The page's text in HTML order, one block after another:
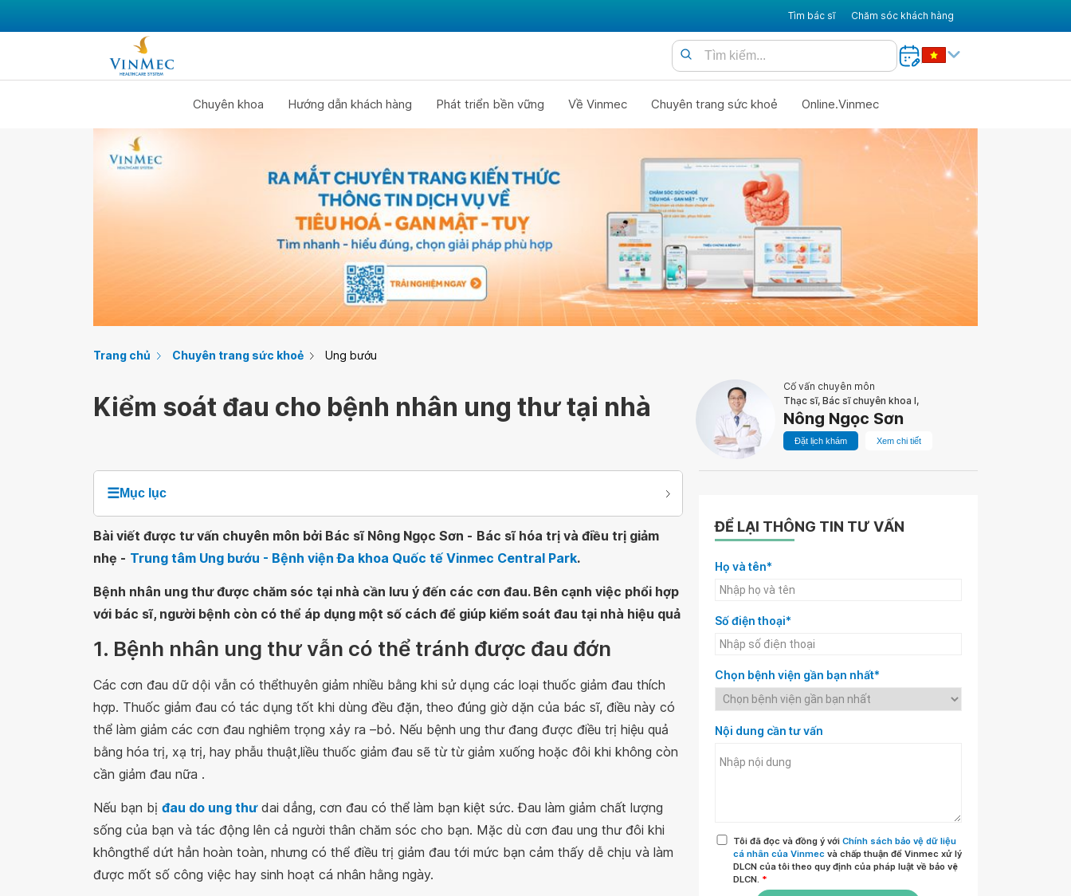
Tìm bác sĩ Chăm sóc khách hàng
Chuyên khoa Hướng dẫn khách hàng Phát triển bền vững Về Vinmec Chuyên trang sức khoẻ Online.Vinmec
Trang chủ Chuyên trang sức khoẻ Ung bướu
Kiểm soát đau cho bệnh nhân ung thư tại nhà
Cố vấn chuyên môn
Thạc sĩ, Bác sĩ chuyên khoa I,
Nông Ngọc Sơn
Đặt lịch khám Xem chi tiết
☰Mục lục
Bài viết được tư vấn chuyên môn bởi Bác sĩ Nông Ngọc Sơn - Bác sĩ hóa trị và điều trị giảm
nhẹ - Trung tâm Ung bướu - Bệnh viện Đa khoa Quốc tế Vinmec Central Park.
Bệnh nhân ung thư được chăm sóc tại nhà cần lưu ý đến các cơn đau. Bên cạnh việc phổi hợp
với bác sĩ, người bệnh còn có thể áp dụng một số cách để giúp kiểm soát đau tại nhà hiệu quả
1. Bệnh nhân ung thư vẫn có thể tránh được đau đớn
Các cơn đau dữ dội vẫn có thểthuyên giảm nhiều bằng khi sử dụng các loại thuốc giảm đau thích
hợp. Thuốc giảm đau có tác dụng tốt khi dùng đều đặn, theo đúng giờ dặn của bác sĩ, điều này có
thể làm giảm các cơn đau nghiêm trọng xảy ra –bỏ. Nếu bệnh ung thư đang được điều trị hiệu quả
bằng hóa trị, xạ trị, hay phẫu thuật,liều thuốc giảm đau sẽ từ từ giảm xuống hoặc đôi khi không còn
cần giảm đau nữa .
Nếu bạn bị đau do ung thưdai dẳng, cơn đau có thể làm bạn kiệt sức. Đau làm giảm chất lượng
sống của bạn và tác động lên cả người thân chăm sóc cho bạn. Mặc dù cơn đau ung thư đôi khi
khôngthể dứt hẳn hoàn toàn, nhưng có thể điều trị giảm đau tới mức bạn cảm thấy dễ chịu và làm
được mốt số công việc hay sinh hoạt cá nhân hằng ngày.
ĐỂ LẠI THÔNG TIN TƯ VẤN
Họ và tên*
Số điện thoại*
Chọn bệnh viện gần bạn nhất*
Nội dung cần tư vấn
Tôi đã đọc và đồng ý với Chính sách bảo vệ dữ liệu
cá nhân của Vinmec và chấp thuận để Vinmec xử lý
DLCN của tôi theo quy định của pháp luật về bảo vệ
DLCN. *